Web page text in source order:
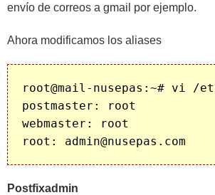
envío de correos a gmail por ejemplo.
Ahora modificamos los aliases
root@mail-nusepas:~# vi /
postmaster: root
webmaster: root
Postfixadmin